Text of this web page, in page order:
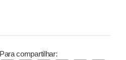
Para compartilhar: